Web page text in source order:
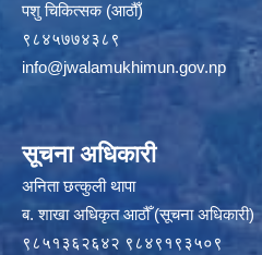
पशु चिकित्सक (आठौँ)
९८४५७७४३८९
info@jwalamukhimun.gov.np
सूचना अधिकारी
अनिता छत्कुली थापा
ब. शाखा अधिकृत आठौँ (सूचना अधिकारी)
९८५१३६२६४२ ९८४९१९३५०९